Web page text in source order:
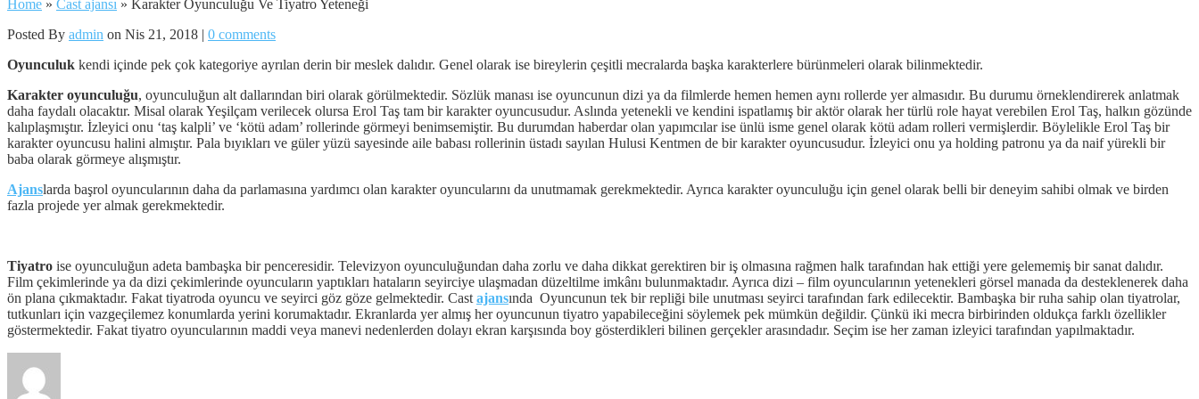
Home » Cast ajansı » Karakter Oyunculuğu Ve Tiyatro Yeteneği
Posted By admin on Nis 21, 2018 | 0 comments
Oyunculuk kendi içinde pek çok kategoriye ayrılan derin bir meslek dalıdır. Genel olarak ise bireylerin çeşitli mecralarda başka karakterlere bürünmeleri olarak bilinmektedir.
Karakter oyunculuğu, oyunculuğun alt dallarından biri olarak görülmektedir. Sözlük manası ise oyuncunun dizi ya da filmlerde hemen hemen aynı rollerde yer almasıdır. Bu durumu örneklendirerek anlatmak
daha faydalı olacaktır. Misal olarak Yeşilçam verilecek olursa Erol Taş tam bir karakter oyuncusudur. Aslında yetenekli ve kendini ispatlamış bir aktör olarak her türlü role hayat verebilen Erol Taş, halkın gözünde
kalıplaşmıştır. İzleyici onu ‘taş kalpli’ ve ‘kötü adam’ rollerinde görmeyi benimsemiştir. Bu durumdan haberdar olan yapımcılar ise ünlü isme genel olarak kötü adam rolleri vermişlerdir. Böylelikle Erol Taş bir
karakter oyuncusu halini almıştır. Pala bıyıkları ve güler yüzü sayesinde aile babası rollerinin üstadı sayılan Hulusi Kentmen de bir karakter oyuncusudur. İzleyici onu ya holding patronu ya da naif yürekli bir
baba olarak görmeye alışmıştır.
Ajanslarda başrol oyuncularının daha da parlamasına yardımcı olan karakter oyuncularını da unutmamak gerekmektedir. Ayrıca karakter oyunculuğu için genel olarak belli bir deneyim sahibi olmak ve birden
fazla projede yer almak gerekmektedir.
Tiyatro ise oyunculuğun adeta bambaşka bir penceresidir. Televizyon oyunculuğundan daha zorlu ve daha dikkat gerektiren bir iş olmasına rağmen halk tarafından hak ettiği yere gelememiş bir sanat dalıdır.
Film çekimlerinde ya da dizi çekimlerinde oyuncuların yaptıkları hataların seyirciye ulaşmadan düzeltilme imkânı bulunmaktadır. Ayrıca dizi – film oyuncularının yetenekleri görsel manada da desteklenerek daha
ön plana çıkmaktadır. Fakat tiyatroda oyuncu ve seyirci göz göze gelmektedir. Cast ajansında Oyuncunun tek bir repliği bile unutması seyirci tarafından fark edilecektir. Bambaşka bir ruha sahip olan tiyatrolar,
tutkunları için vazgeçilemez konumlarda yerini korumaktadır. Ekranlarda yer almış her oyuncunun tiyatro yapabileceğini söylemek pek mümkün değildir. Çünkü iki mecra birbirinden oldukça farklı özellikler
göstermektedir. Fakat tiyatro oyuncularının maddi veya manevi nedenlerden dolayı ekran karşısında boy gösterdikleri bilinen gerçekler arasındadır. Seçim ise her zaman izleyici tarafından yapılmaktadır.